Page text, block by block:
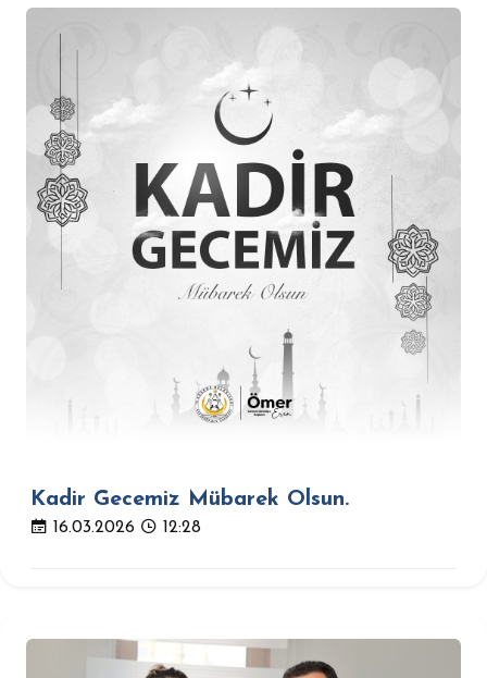
Kadir Gecemiz Mübarek Olsun.
16.03.2026 12:28